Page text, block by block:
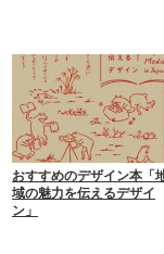
おすすめのデザイン本「
域の魅力を伝えるデザイ
ン」